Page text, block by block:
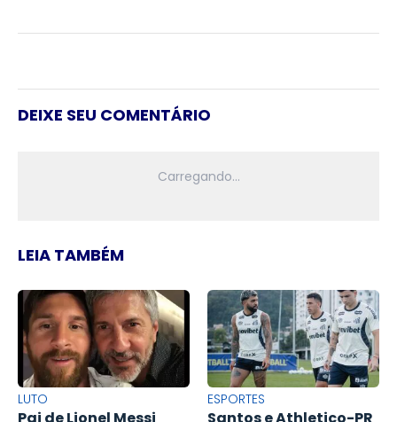
DEIXE SEU COMENTÁRIO
LEIA TAMBÉM
LUTO ESPORTES